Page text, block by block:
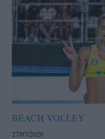
BEACH VOLLEY
27/07/2026